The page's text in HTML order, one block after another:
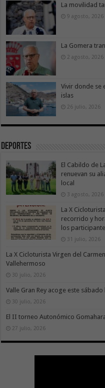
La movilidad
9 agosto, 2026
La Gomera
2 agosto, 2026
Vivir donde se
islas
26 julio, 2026
Deportes
El Cabildo de
renuevan su
local
3 agosto, 2026
La X
recorrido y
los
31 julio, 2026
La X Cicloturista Virgen del
Vallehermoso
30 julio, 2026
Valle Gran Rey acoge este
30 julio, 2026
El II torneo Autonómico
27 julio, 2026